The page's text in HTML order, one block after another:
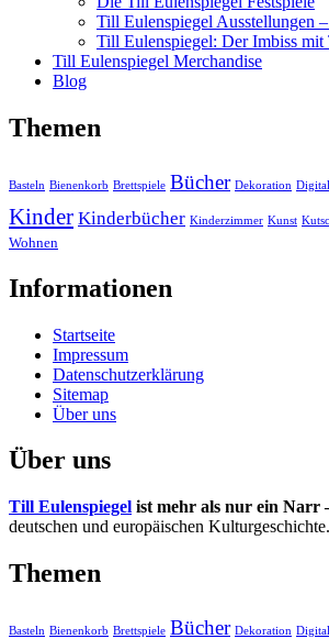
Till Eulenspiegel Ausstellungen
Till Eulenspiegel: Der Imbiss
Till Eulenspiegel Merchandise
Blog
Themen
Basteln Bienenkorb Brettspiele Bücher Dekoration
Kinder Kinderbücher Kinderzimmer Kunst
Wohnen
Informationen
Startseite
Impressum
Datenschutzerklärung
Sitemap
Über uns
Über uns
Till Eulenspiegel ist mehr als nur ein Narr
deutschen und europäischen Kulturgeschichte.
Themen
Basteln Bienenkorb Brettspiele Bücher Dekoration